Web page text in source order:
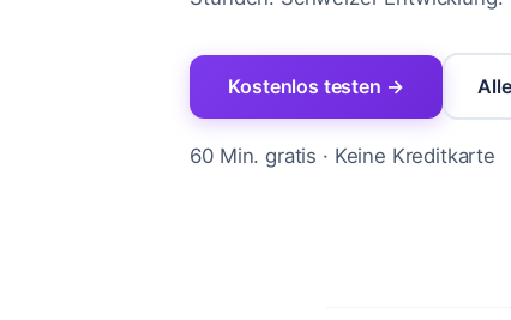
Kostenlos testen →
60 Min. gratis · Keine Kreditkarte